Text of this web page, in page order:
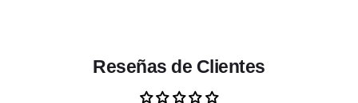
Reseñas de Clientes